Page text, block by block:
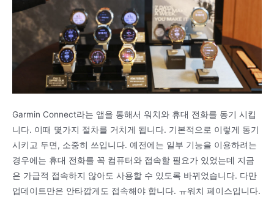
Garmin Connect라는 앱을 통해서 워치와 휴대 전화를 동기 시킵
니다. 이때 몇가지 절차를 거치게 됩니다. 기본적으로 이렇게 동기
시키고 두면, 소중히 쓰입니다. 예전에는 일부 기능을 이용하려는
경우에는 휴대 전화를 꼭 컴퓨터와 접속할 필요가 있었는데 지금
은 가급적 접속하지 않아도 사용할 수 있도록 바뀌었습니다. 다만
업데이트만은 안타깝게도 접속해야 합니다. ㅠ워치 페이스입니다.